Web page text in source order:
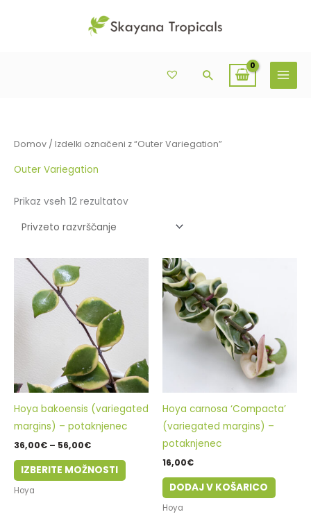
Search
Domov / Izdelki označeni z “Outer Variegation”
Outer Variegation
Prikaz vseh 12 rezultatov
Hoya bakoensis (variegated
margins) – potaknjenec
36,00€ – 56,00€
36,00€
do
56,00€
IZBERITE MOŽNOSTI
lahko
izberete
na
strani
Hoya
Hoya carnosa ‘Compacta’
(variegated margins) –
potaknjenec
16,00€
DODAJ V KOŠARICO
Hoya